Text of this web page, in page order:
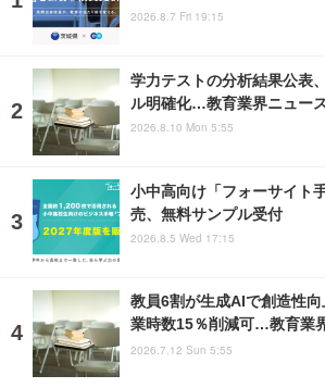
2026.8.7 Fri 19:15
学力テストの分析結果公表
ル明確化…教育業界ニュー
2026.8.10 Mon 5:55
小中高向け「フォーサイト
売、無料サンプル受付
2026.8.5 Wed 17:15
教員6割が生成AIで創造性
業時数15％削減可…教育業
2026.7.12 Sun 5:55